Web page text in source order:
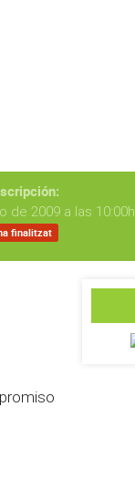
de 2009 a las 10:00h
finalitzat